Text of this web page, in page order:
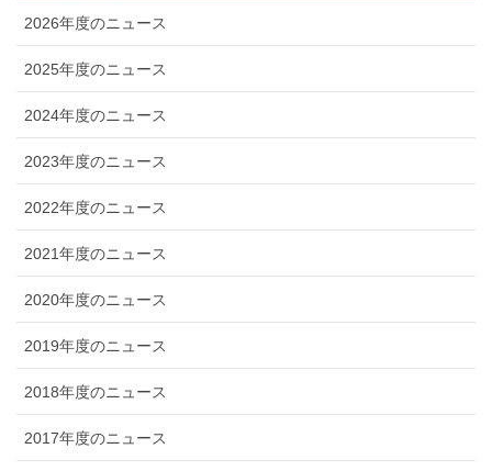
2026年度のニュース
2025年度のニュース
2024年度のニュース
2023年度のニュース
2022年度のニュース
2021年度のニュース
2020年度のニュース
2019年度のニュース
2018年度のニュース
2017年度のニュース